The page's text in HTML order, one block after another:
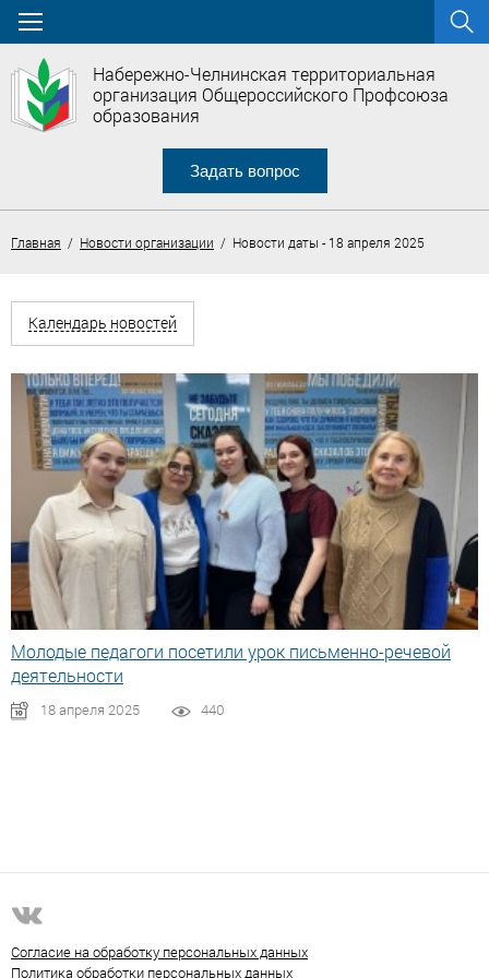
Набережно-Челнинская территориальная
организация Общероссийского Профсоюза
образования
Задать вопрос
Главная / Новости организации / Новости даты - 18 апреля 2025
Календарь новостей
Молодые педагоги посетили урок письменно-речевой
деятельности
18 апреля 2025 440
Согласие на обработку персональных данных
Политика обработки персональных данных